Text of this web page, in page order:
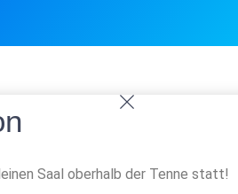
Saal oberhalb der Tenne statt!